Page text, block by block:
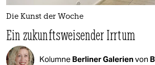
Die Kunst der Woche
Ein zukunftsweisender Irrtum
Kolumne Berliner Galerienvon